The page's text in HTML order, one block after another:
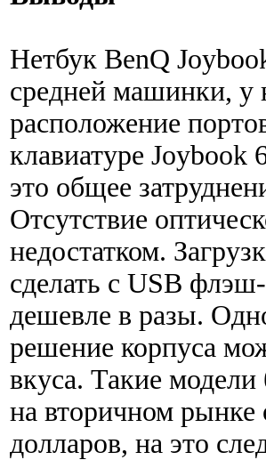
Нетбук BenQ
средней машинки, у
расположение
клавиатуре Joybook
это общее
Отсутствие
недостатком.
сделать с USB
дешевле в разы.
решение корпуса
вкуса. Такие
на вторичном рынке
долларов, на это